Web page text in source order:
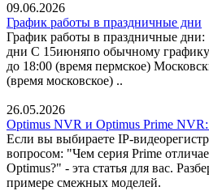
09.06.2026
График работы в праздничные дни
График работы в праздничные
дни C 15июняпо обычному
до 18:00 (время пермское)
(время московское) ..
26.05.2026
Optimus NVR и Optimus Prime
Если вы выбираете IP-
вопросом: "Чем серия Prime
Optimus?" - эта статья для вас.
примере смежных моделей.